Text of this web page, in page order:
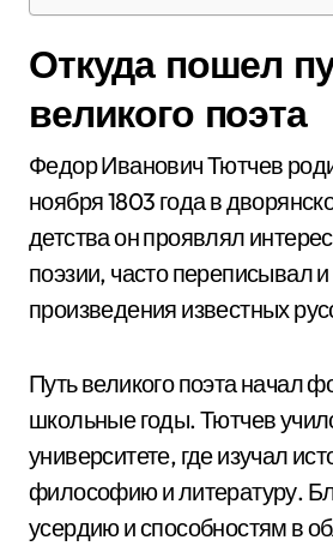
Откуда пошел
великого поэта
Федор Иванович Тютчев
ноября 1803 года в
детства он проявлял
поэзии, часто переписывал
произведения известных
Путь великого поэта начал
школьные годы. Тютчев
университете, где изучал
философию и литературу.
усердию и способностям в